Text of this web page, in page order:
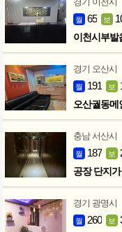
경기 이천시
월 65 보
이천시부발
경기 오산시
월 191 보
오산궐동메
충남 서산시
월 187 보
공장 단지
경기 광명시
월 260 보